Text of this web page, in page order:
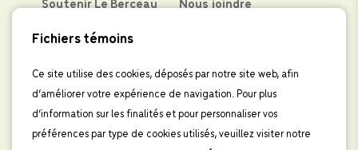
Partenaires financiers
Levées de fond
Boutique
LinkedIn
IInscrivez-vous à
l’infolettre
Fichiers témoins
Ce site utilise des cookies, déposés par notre site web, afin
d’améliorer votre expérience de navigation. Pour plus
d’information sur les finalités et pour personnaliser vos
préférences par type de cookies utilisés, veuillez visiter notre